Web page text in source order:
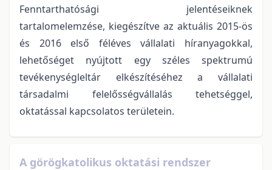
Fenntarthatósági jelentéseiknek
tartalomelemzése, kiegészítve az aktuális 2015-ös
és 2016 első féléves vállalati híranyagokkal,
lehetőséget nyújtott egy széles spektrumú
tevékenységleltár elkészítéséhez a vállalati
társadalmi felelősségvállalás tehetséggel,
oktatással kapcsolatos területein.
A görögkatolikus oktatási rendszer